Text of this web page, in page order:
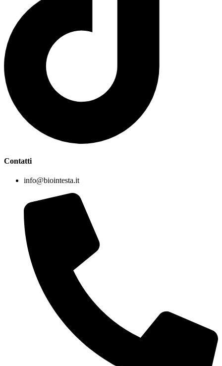
Contatti
info@biointesta.it